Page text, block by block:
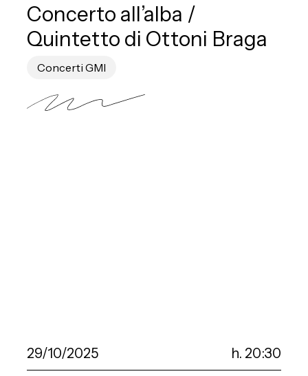
Concerto all’alba /
Quintetto di Ottoni Braga
Concerti GMI
29/10/2025
h. 20:30